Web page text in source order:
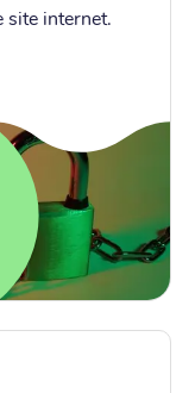
site internet.